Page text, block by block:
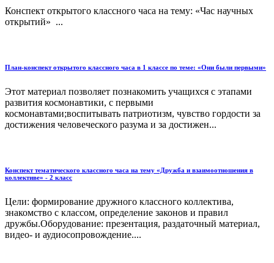
Конспект открытого классного часа на тему: «Час научных
открытий» ...
План-конспект открытого классного часа в 1 классе по теме: «Они были первыми»
Этот материал позволяет познакомить учащихся с этапами
развития космонавтики, с первыми
космонавтами;воспитывать патриотизм, чувство гордости за
достижения человеческого разума и за достижен...
Конспект тематического классного часа на тему «Дружба и взаимоотношения в
коллективе» - 2 класс
Цели: формирование дружного классного коллектива,
знакомство с классом, определение законов и правил
дружбы.Оборудование: презентация, раздаточный материал,
видео- и аудиосопровождение....